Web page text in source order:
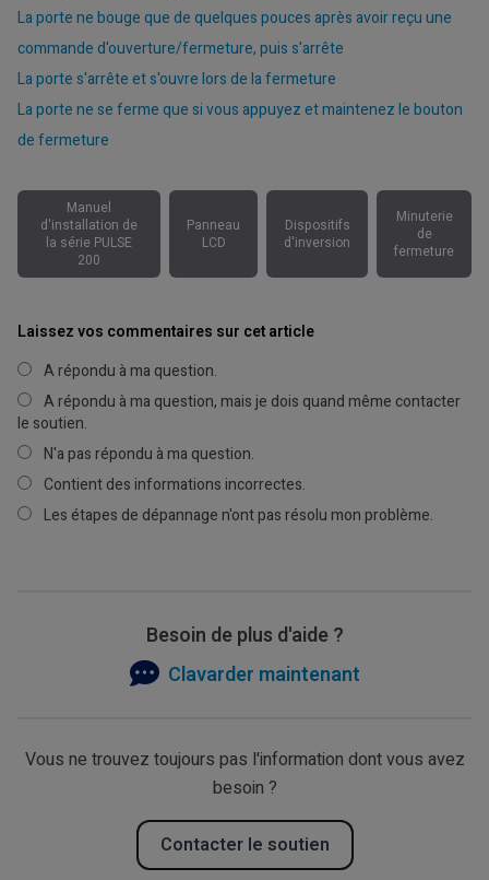
La porte ne bouge que de quelques pouces après avoir reçu une
commande d'ouverture/fermeture, puis s'arrête
La porte s'arrête et s'ouvre lors de la fermeture
La porte ne se ferme que si vous appuyez et maintenez le bouton
de fermeture
Manuel
d'installation de
la série PULSE
200
Panneau
LCD
Dispositifs
d'inversion
Minuterie
de
fermeture
Laissez vos commentaires sur cet article
A répondu à ma question.
A répondu à ma question, mais je dois quand même contacter
le soutien.
N'a pas répondu à ma question.
Contient des informations incorrectes.
Les étapes de dépannage n'ont pas résolu mon problème.
Besoin de plus d'aide ?
Clavarder maintenant
Vous ne trouvez toujours pas l'information dont vous avez
besoin ?
Contacter le soutien